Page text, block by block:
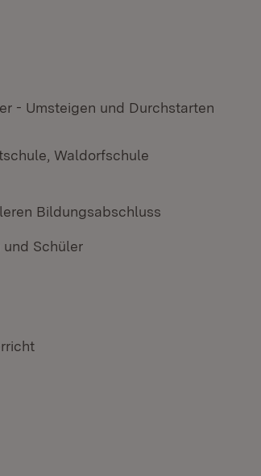
- Umsteigen und Durchstarten
Waldorfschule
Bildungsabschluss
Schüler